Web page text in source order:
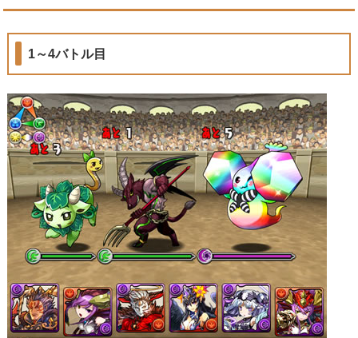
1～4バトル目